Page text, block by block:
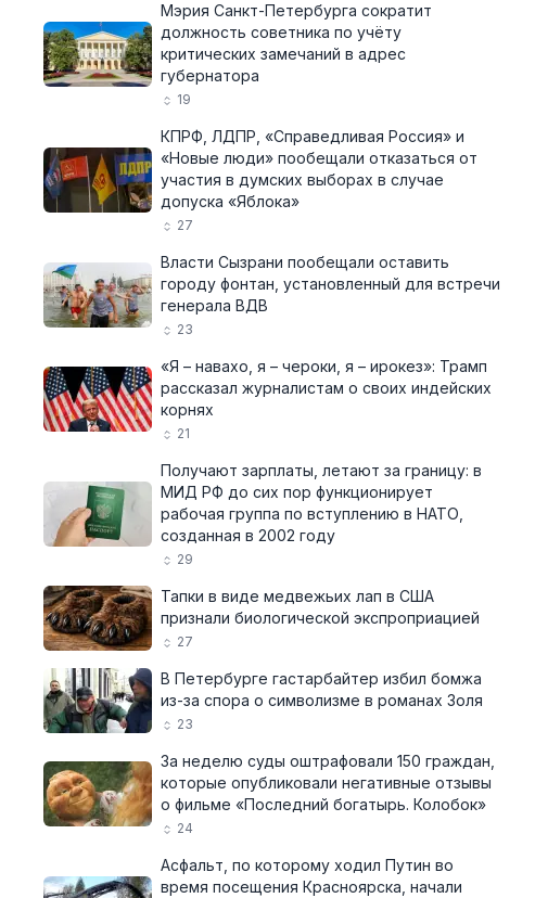
Мэрия Санкт-Петербурга сократит
должность советника по учёту
критических замечаний в адрес
губернатора
19
КПРФ, ЛДПР, «Справедливая Россия» и
«Новые люди» пообещали отказаться от
участия в думских выборах в случае
допуска «Яблока»
27
Власти Сызрани пообещали оставить
городу фонтан, установленный для встречи
генерала ВДВ
23
«Я – навахо, я – чероки, я – ирокез»: Трамп
рассказал журналистам о своих индейских
корнях
21
Получают зарплаты, летают за границу: в
МИД РФ до сих пор функционирует
рабочая группа по вступлению в НАТО,
созданная в 2002 году
29
Тапки в виде медвежьих лап в США
признали биологической экспроприацией
27
В Петербурге гастарбайтер избил бомжа
из-за спора о символизме в романах Золя
23
За неделю суды оштрафовали 150 граждан,
которые опубликовали негативные отзывы
о фильме «Последний богатырь. Колобок»
24
Асфальт, по которому ходил Путин во
время посещения Красноярска, начали